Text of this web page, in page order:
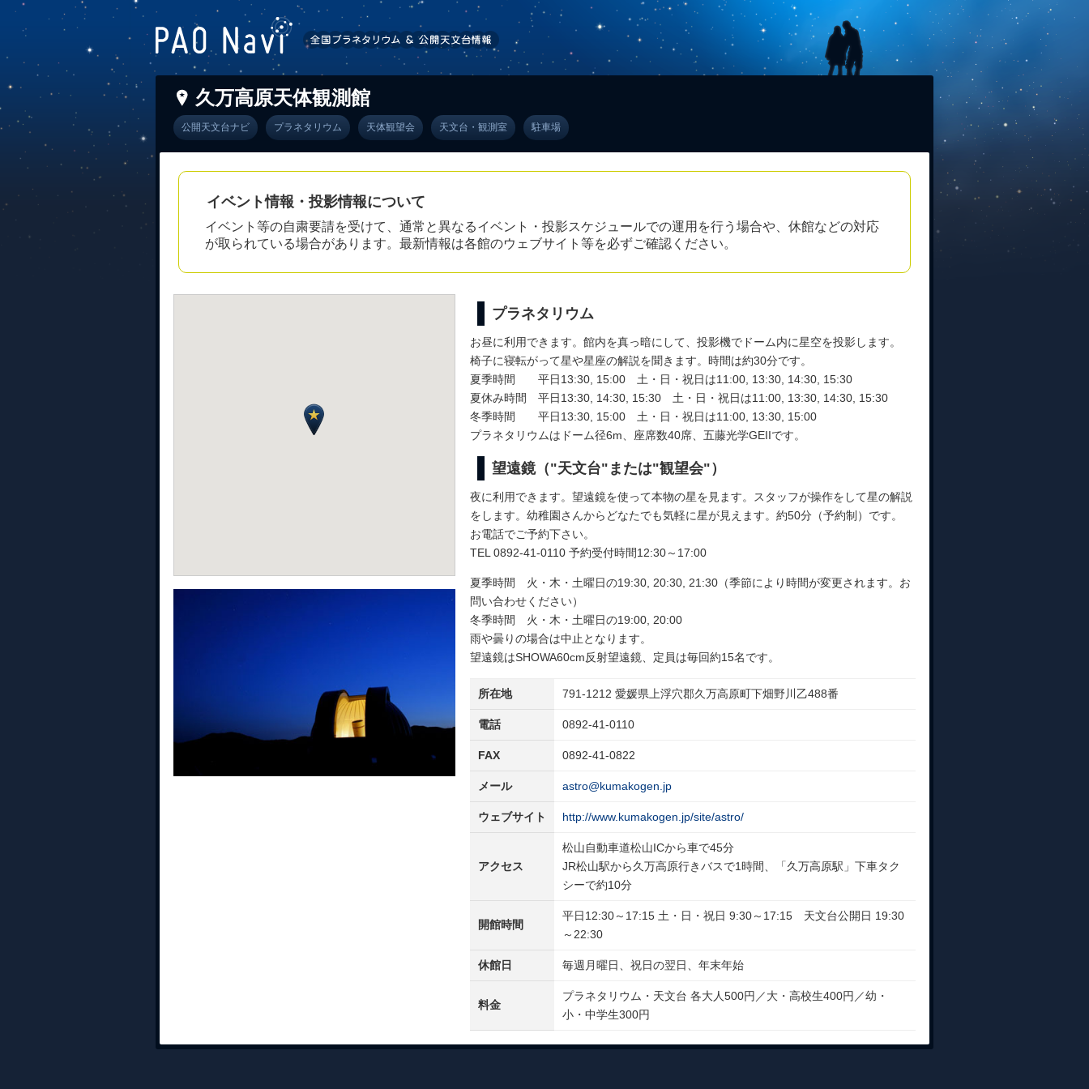
久万高原天体観測館
公開天文台ナビ プラネタリウム 天体観望会 天文台・観測室 駐車場
イベント情報・投影情報について
イベント等の自粛要請を受けて、通常と異なるイベント・投影スケジュールでの運用を行う場合や、休館などの対応
が取られている場合があります。最新情報は各館のウェブサイト等を必ずご確認ください。
プラネタリウム
お昼に利用できます。館内を真っ暗にして、投影機でドーム内に星空を投影します。
椅子に寝転がって星や星座の解説を聞きます。時間は約30分です。
夏季時間 平日13:30, 15:00 土・日・祝日は11:00, 13:30, 14:30, 15:30
夏休み時間 平日13:30, 14:30, 15:30 土・日・祝日は11:00, 13:30, 14:30, 15:30
冬季時間 平日13:30, 15:00 土・日・祝日は11:00, 13:30, 15:00
プラネタリウムはドーム径6m、座席数40席、五藤光学GEIIです。
望遠鏡（"天文台"または"観望会"）
夜に利用できます。望遠鏡を使って本物の星を見ます。スタッフが操作をして星の解説
をします。幼稚園さんからどなたでも気軽に星が見えます。約50分（予約制）です。
お電話でご予約下さい。
TEL 0892-41-0110 予約受付時間12:30～17:00
夏季時間 火・木・土曜日の19:30, 20:30, 21:30（季節により時間が変更されます。お
問い合わせください）
冬季時間 火・木・土曜日の19:00, 20:00
雨や曇りの場合は中止となります。
望遠鏡はSHOWA60cm反射望遠鏡、定員は毎回約15名です。
所在地 791-1212 愛媛県上浮穴郡久万高原町下畑野川乙488番
電話 0892-41-0110
FAX 0892-41-0822
メール astro@kumakogen.jp
ウェブサイト http://www.kumakogen.jp/site/astro/
アクセス
松山自動車道松山ICから車で45分
JR松山駅から久万高原行きバスで1時間、「久万高原駅」下車タク
シーで約10分
開館時間
平日12:30～17:15 土・日・祝日 9:30～17:15 天文台公開日 19:30
～22:30
休館日 毎週月曜日、祝日の翌日、年末年始
料金
プラネタリウム・天文台 各大人500円／大・高校生400円／幼・
小・中学生300円